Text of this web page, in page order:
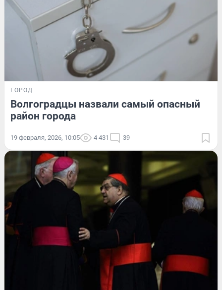
ГОРОД
Волгоградцы назвали самый опасный
район города
19 февраля, 2026, 10:05 4 431 39